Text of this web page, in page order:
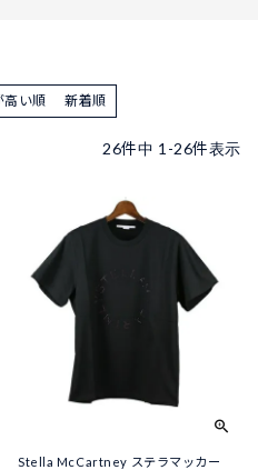
高い順 新着順
26件中 1 -26件表示
Stella McCartney ステラマッカー